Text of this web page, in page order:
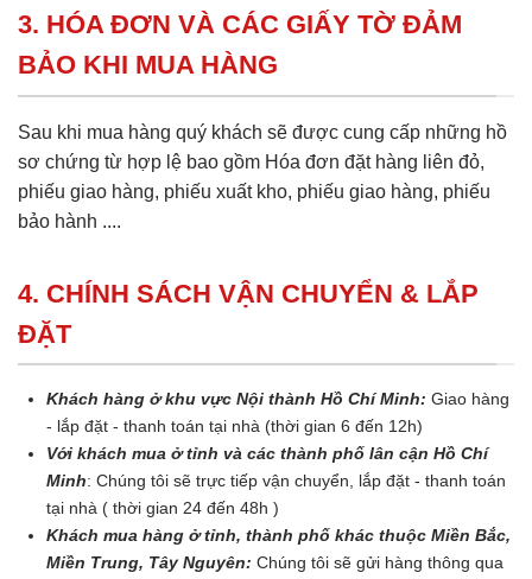
3. HÓA ĐƠN VÀ CÁC GIẤY TỜ ĐẢM
BẢO KHI MUA HÀNG
Sau khi mua hàng quý khách sẽ được cung cấp những hồ
sơ chứng từ hợp lệ bao gồm Hóa đơn đặt hàng liên đỏ,
phiếu giao hàng, phiếu xuất kho, phiếu giao hàng, phiếu
bảo hành ....
4. CHÍNH SÁCH VẬN CHUYỂN & LẮP
ĐẶT
Khách hàng ở khu vực Nội thành Hồ Chí Minh: Giao hàng
- lắp đặt - thanh toán tại nhà (thời gian 6 đến 12h)
Với khách mua ở tỉnh và các thành phố lân cận Hồ Chí
Minh: Chúng tôi sẽ trực tiếp vận chuyển, lắp đặt - thanh toán
tại nhà ( thời gian 24 đến 48h )
Khách mua hàng ở tỉnh, thành phố khác thuộc Miền Bắc,
Miền Trung, Tây Nguyên: Chúng tôi sẽ gửi hàng thông qua